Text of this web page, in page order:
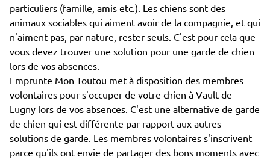
particuliers (famille, amis etc.). Les chiens sont des
animaux sociables qui aiment avoir de la compagnie, et qui
n'aiment pas, par nature, rester seuls. C'est pour cela que
vous devez trouver une solution pour une garde de chien
lors de vos absences.
Emprunte Mon Toutou met à disposition des membres
volontaires pour s'occuper de votre chien à Vault-de-
Lugny lors de vos absences. C'est une alternative de garde
de chien qui est différente par rapport aux autres
solutions de garde. Les membres volontaires s'inscrivent
parce qu'ils ont envie de partager des bons moments avec